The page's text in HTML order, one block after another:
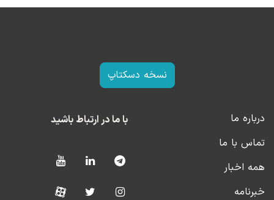
نسخه دسکتاپ
درباره ما
تماس با ما
همه اخبار
خبرنامه
با ما در ارتباط باشید